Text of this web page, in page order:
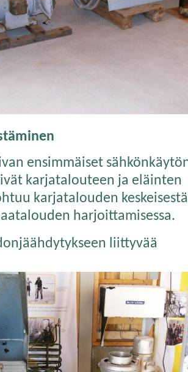
ensimmäiset
karjatalouteen ja eläinten
karjatalouden keskeisestä
harjoittamisessa.
liittyvää